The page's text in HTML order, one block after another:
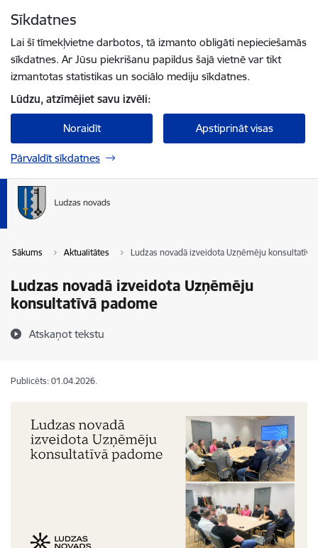
Sīkdatnes
Lai šī tīmekļvietne darbotos, tā izmanto obligāti nepieciešamās
sīkdatnes. Ar Jūsu piekrišanu papildus šajā vietnē var tikt
izmantotas statistikas un sociālo mediju sīkdatnes.
Lūdzu, atzīmējiet savu izvēli:
Noraidīt Apstiprināt visas
Pārvaldīt sīkdatnes
Sākums Aktualitātes Ludzas novadā izveidota Uzņēmēju konsultatīvā
Ludzas novadā izveidota Uzņēmēju
konsultatīvā padome
Atskaņot tekstu
Publicēts: 01.04.2026.